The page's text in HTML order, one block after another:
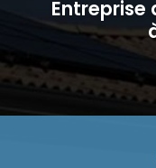
Entreprise